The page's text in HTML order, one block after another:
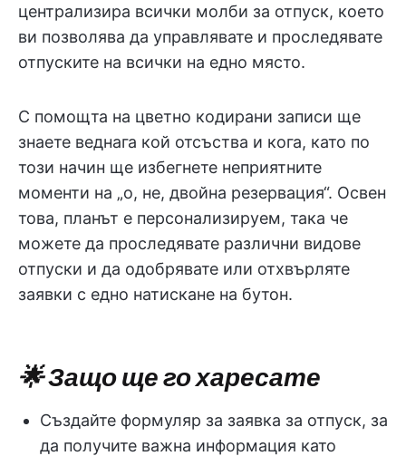
централизира всички молби за отпуск, което
ви позволява да управлявате и проследявате
отпуските на всички на едно място.
С помощта на цветно кодирани записи ще
знаете веднага кой отсъства и кога, като по
този начин ще избегнете неприятните
моменти на „о, не, двойна резервация“. Освен
това, планът е персонализируем, така че
можете да проследявате различни видове
отпуски и да одобрявате или отхвърляте
заявки с едно натискане на бутон.
🌟 Защо ще го харесате
Създайте формуляр за заявка за отпуск, за
да получите важна информация като